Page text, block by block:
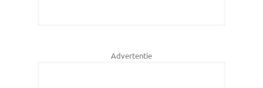
Advertentie